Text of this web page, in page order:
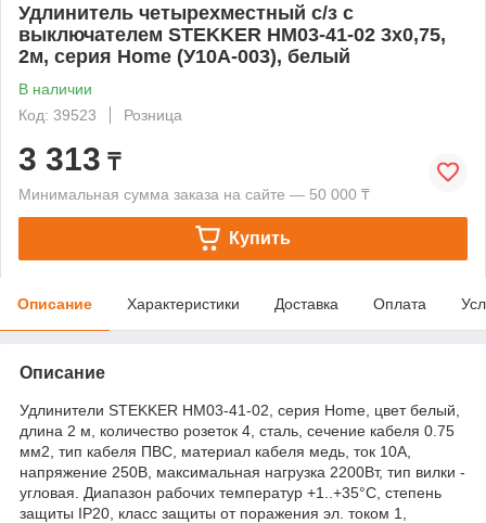
Удлинитель четырехместный с/з с
выключателем STEKKER HM03-41-02 3x0,75,
2м, серия Home (У10А-003), белый
В наличии
Код: 39523
Розница
3 313 ₸
Минимальная сумма заказа на сайте — 50 000 ₸
Купить
Описание Характеристики Доставка Оплата
Описание
Удлинители STEKKER HM03-41-02, серия Home, цвет белый,
длина 2 м, количество розеток 4, сталь, сечение кабеля 0.75
мм2, тип кабеля ПВС, материал кабеля медь, ток 10А,
напряжение 250В, максимальная нагрузка 2200Вт, тип вилки -
угловая. Диапазон рабочих температур +1..+35°C, степень
защиты IP20, класс защиты от поражения эл. током 1,